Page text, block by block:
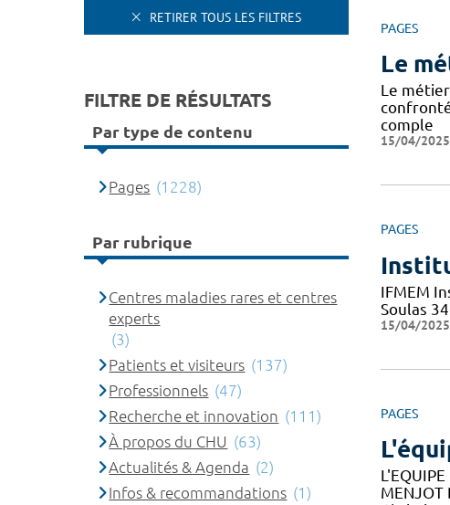
PAGES
Le
Le
comple
15/04/
PAGES
IFMEM
Soulas
15/04/
PAGES
MENJOT
RETIRER TOUS LES FILTRES
FILTRE DE RÉSULTATS
Par type de contenu
Pages (1228)
Par rubrique
Centres maladies rares et centres
experts
(3)
Patients et visiteurs (137)
Professionnels (47)
Recherche et innovation (111)
À propos du CHU (63)
Actualités & Agenda (2)
Infos & recommandations (1)